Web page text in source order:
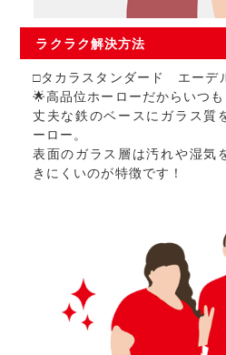
ラクラク解決方法
□タカラスタンダード エーデ
🌟高品位ホーローだからいつ
丈夫な鉄のベースにガラス質
ーロー。
表面のガラス層は汚れや湿気
きにくいのが特徴です！